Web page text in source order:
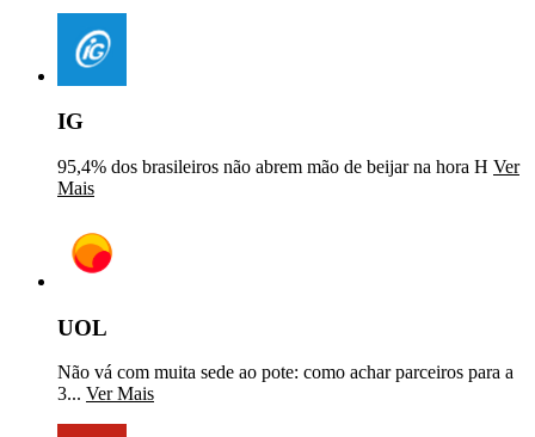
IG
95,4% dos brasileiros não abrem mão de beijar na hora H Ver
Mais
UOL
Não vá com muita sede ao pote: como achar parceiros para a
3... Ver Mais